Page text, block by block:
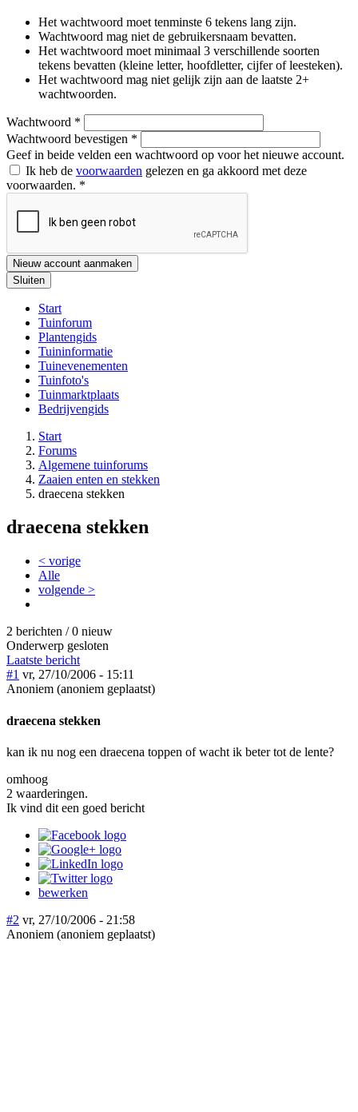
Het wachtwoord moet tenminste 6 tekens lang zijn.
Wachtwoord mag niet de gebruikersnaam bevatten.
Het wachtwoord moet minimaal 3 verschillende soorten
tekens bevatten (kleine letter, hoofdletter, cijfer of leesteken).
Het wachtwoord mag niet gelijk zijn aan de laatste 2+
wachtwoorden.
Wachtwoord *
Wachtwoord bevestigen *
Geef in beide velden een wachtwoord op voor het nieuwe account.
Ik heb de voorwaarden gelezen en ga akkoord met deze
voorwaarden. *
Nieuw account aanmaken
Sluiten
Start
Tuinforum
Plantengids
Tuininformatie
Tuinevenementen
Tuinfoto's
Tuinmarktplaats
Bedrijvengids
Start
Forums
Algemene tuinforums
Zaaien enten en stekken
draecena stekken
draecena stekken
< vorige
Alle
volgende >
2 berichten / 0 nieuw
Onderwerp gesloten
Laatste bericht
#1 vr, 27/10/2006 - 15:11
Anoniem (anoniem geplaatst)
draecena stekken
kan ik nu nog een draecena toppen of wacht ik beter tot de lente?
omhoog
2 waarderingen.
Ik vind dit een goed bericht
bewerken
#2 vr, 27/10/2006 - 21:58
Anoniem (anoniem geplaatst)